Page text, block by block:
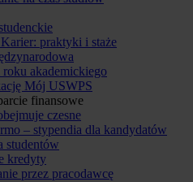
praktyki i staże
akademickiego
Mój USWPS
finansowe
czesne
– stypendia dla kandydatów
studentów
kredyty
przez pracodawcę